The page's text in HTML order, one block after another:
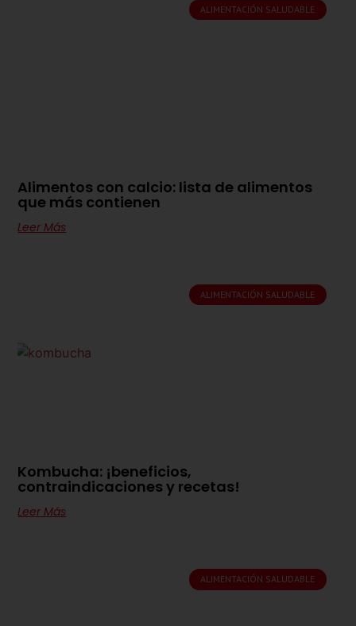
ALIMENTACIÓN SALUDABLE
Alimentos con calcio: lista de alimentos
que más contienen
Leer Más
ALIMENTACIÓN SALUDABLE
Kombucha: ¡beneficios,
contraindicaciones y recetas!
Leer Más
ALIMENTACIÓN SALUDABLE